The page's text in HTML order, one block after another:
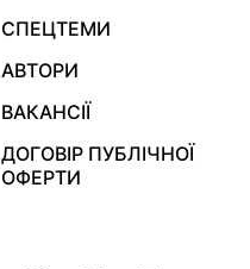
СПЕЦТЕМИ
АВТОРИ
ВАКАНСІЇ
ДОГОВІР ПУБЛІЧНОЇ
ОФЕРТИ